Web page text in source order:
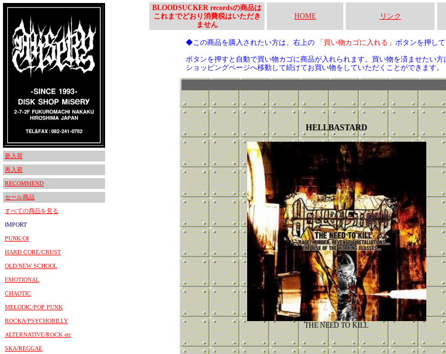
新入荷
再入荷
RECOMMEND
セール商品
すべての商品を見る
IMPORT
PUNK/OI
HARD CORE/CRUST
OLD/NEW SCHOOL
EMOTIONAL
CHAOTIC
MELODIC/POP PUNK
ROCKA/PSYCHOBILLY
ALTERNATIVE/ROCK etc
SKA/REGGAE
BLOODSUCKER recordsの商品は
これまでどおり消費税はいただき
ません
HOME リンク
◆この商品を購入されたい方は、右上の 「買い物カゴに入れる」 ボタンを押して
ボタンを押すと自動で買い物カゴに商品が入れられます。買い物を済ませたい
ショッピングページへ移動して続けてお買い物をしていただくことができます。
HELLBASTARD
THE NEED TO KILL